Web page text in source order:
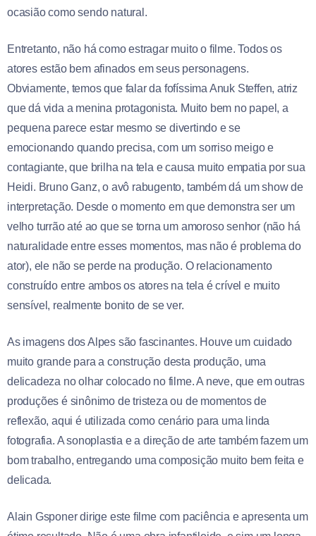
ocasião como sendo natural.
Entretanto, não há como estragar muito o filme. Todos os
atores estão bem afinados em seus personagens.
Obviamente, temos que falar da fofíssima Anuk Steffen, atriz
que dá vida a menina protagonista. Muito bem no papel, a
pequena parece estar mesmo se divertindo e se
emocionando quando precisa, com um sorriso meigo e
contagiante, que brilha na tela e causa muito empatia por sua
Heidi. Bruno Ganz, o avô rabugento, também dá um show de
interpretação. Desde o momento em que demonstra ser um
velho turrão até ao que se torna um amoroso senhor (não há
naturalidade entre esses momentos, mas não é problema do
ator), ele não se perde na produção. O relacionamento
construído entre ambos os atores na tela é crível e muito
sensível, realmente bonito de se ver.
As imagens dos Alpes são fascinantes. Houve um cuidado
muito grande para a construção desta produção, uma
delicadeza no olhar colocado no filme. A neve, que em outras
produções é sinônimo de tristeza ou de momentos de
reflexão, aqui é utilizada como cenário para uma linda
fotografia. A sonoplastia e a direção de arte também fazem um
bom trabalho, entregando uma composição muito bem feita e
delicada.
Alain Gsponer dirige este filme com paciência e apresenta um